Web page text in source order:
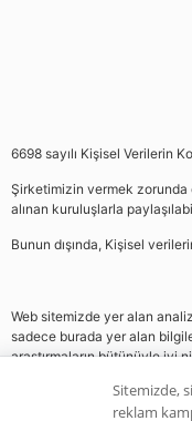
6698 sayılı Kişisel Verilerin
Şirketimizin vermek zorunda
alınan kuruluşlarla
Bunun dışında, Kişisel
Web sitemizde yer alan
sadece burada yer alan
araştırmaların bütünüyle iyi
Sitemizde,
reklam